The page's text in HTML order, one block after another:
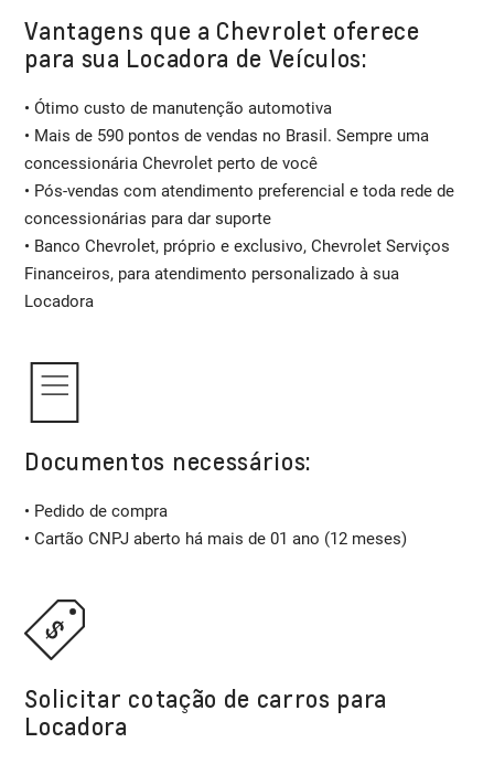
Vantagens que a Chevrolet oferece
para sua Locadora de Veículos:
• Ótimo custo de manutenção automotiva
• Mais de 590 pontos de vendas no Brasil. Sempre uma
concessionária Chevrolet perto de você
• Pós-vendas com atendimento preferencial e toda rede de
concessionárias para dar suporte
• Banco Chevrolet, próprio e exclusivo, Chevrolet Serviços
Financeiros, para atendimento personalizado à sua
Locadora
Documentos necessários:
• Pedido de compra
• Cartão CNPJ aberto há mais de 01 ano (12 meses)
Solicitar cotação de carros para
Locadora